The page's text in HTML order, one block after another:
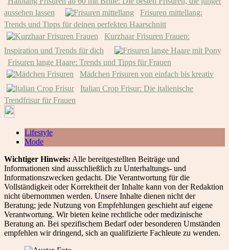
aussehen lassen
Frisuren mittellang:
Trends und Tipps für deinen perfekten Haarschnitt
Kurzhaar Frisuren Frauen:
Inspiration und Trends für dich
Frisuren lange Haare: Trends und Tipps für Frauen
Mädchen Frisuren von einfach bis kreativ
Italian Crop Frisur: Die italienische
Trendfrisur für Frauen
Lifestyle
Mode
Wichtiger Hinweis: Alle bereitgestellten Beiträge und
Informationen sind ausschließlich zu Unterhaltungs- und
Informationszwecken gedacht. Die Verantwortung für die
Vollständigkeit oder Korrektheit der Inhalte kann von der Redaktion
nicht übernommen werden. Unsere Inhalte dienen nicht der
Beratung; jede Nutzung von Empfehlungen geschieht auf eigene
Verantwortung. Wir bieten keine rechtliche oder medizinische
Beratung an. Bei spezifischem Bedarf oder besonderen Umständen
empfehlen wir dringend, sich an qualifizierte Fachleute zu wenden.